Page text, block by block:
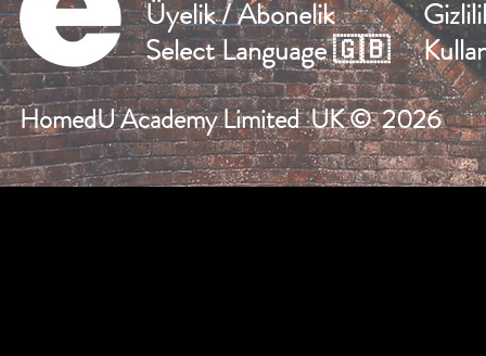
Üyelik / Abonelik
Select Language 🇬🇧
HomedU Academy Limited UK© 2026